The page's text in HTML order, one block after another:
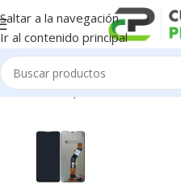
Saltar a la navegación
Ir al contenido principal
Inicio/Piezas para Celulares/ZTE